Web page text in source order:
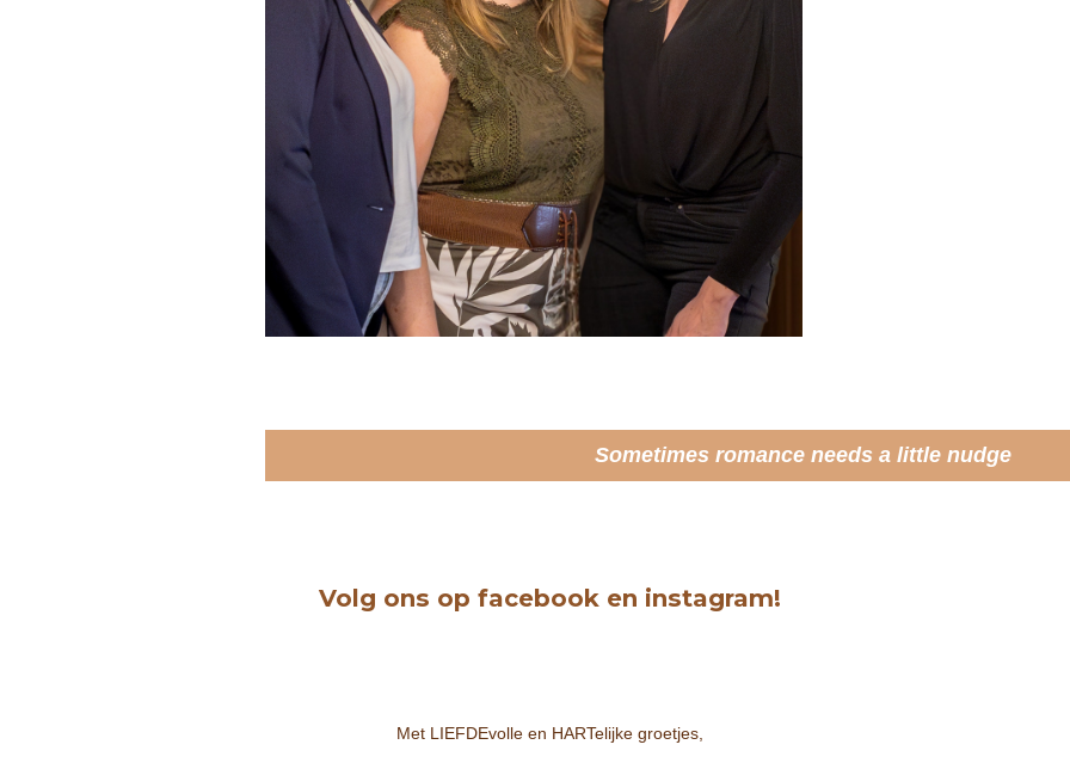
Sometimes romance needs a little nudge
Volg ons op facebook en instagram!
Met LIEFDEvolle en HARTelijke groetjes,